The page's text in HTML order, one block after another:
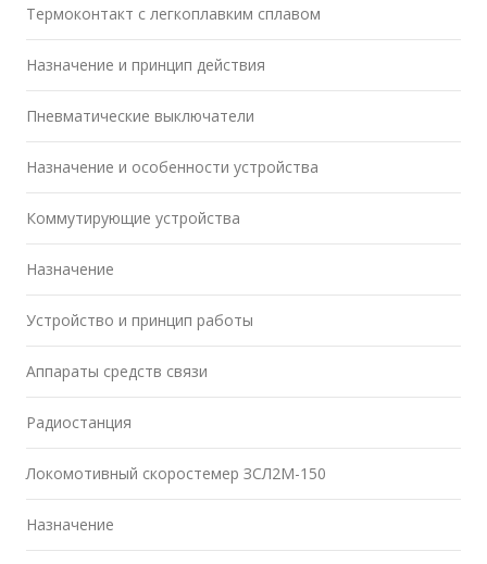
Термоконтакт с легкоплавким сплавом
Назначение и принцип действия
Пневматические выключатели
Назначение и особенности устройства
Коммутирующие устройства
Назначение
Устройство и принцип работы
Аппараты средств связи
Радиостанция
Локомотивный скоростемер ЗСЛ2М-150
Назначение